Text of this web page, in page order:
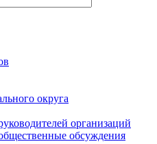
округа
организаций
обсуждения